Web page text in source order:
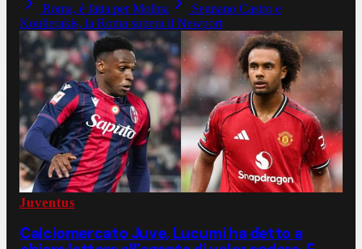
Roma, è fatta per Molina
Segnano Castro e
Koulierakis, la Roma supera il Newport
Juventus
Calciomercato Juve, Lucumi ha detto a